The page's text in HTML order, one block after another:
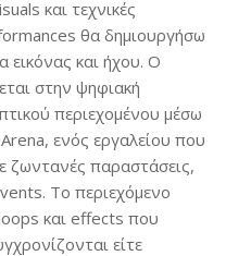
και τεχνικές
θα δημιουργήσω
εικόνας και ήχου. Ο
στην ψηφιακή
περιεχομένου μέσω
ενός εργαλείου που
ζωντανές παραστάσεις,
Το περιεχόμενο
και effects που
είτε